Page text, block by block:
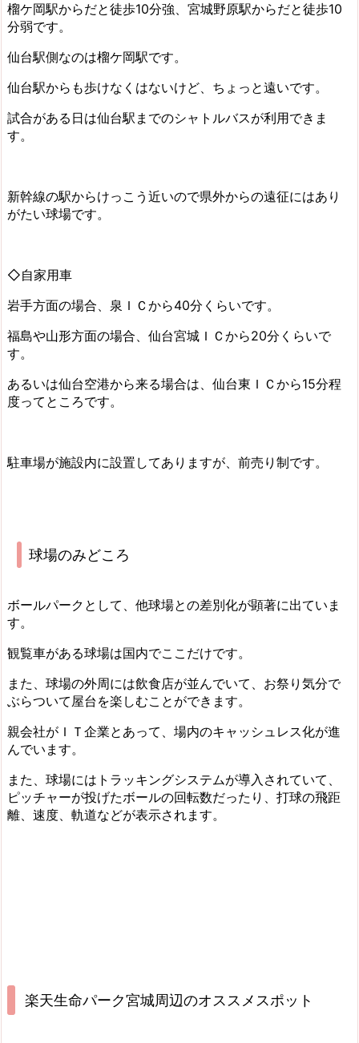
榴ケ岡駅からだと徒歩10分強、宮城野原駅からだと徒歩10
分弱です。
仙台駅側なのは榴ケ岡駅です。
仙台駅からも歩けなくはないけど、ちょっと遠いです。
試合がある日は仙台駅までのシャトルバスが利用できま
す。
新幹線の駅からけっこう近いので県外からの遠征にはあり
がたい球場です。
◇自家用車
岩手方面の場合、泉ＩＣから40分くらいです。
福島や山形方面の場合、仙台宮城ＩＣから20分くらいで
す。
あるいは仙台空港から来る場合は、仙台東ＩＣから15分程
度ってところです。
駐車場が施設内に設置してありますが、前売り制です。
球場のみどころ
ボールパークとして、他球場との差別化が顕著に出ていま
す。
観覧車がある球場は国内でここだけです。
また、球場の外周には飲食店が並んでいて、お祭り気分で
ぶらついて屋台を楽しむことができます。
親会社がＩＴ企業とあって、場内のキャッシュレス化が進
んでいます。
また、球場にはトラッキングシステムが導入されていて、
ピッチャーが投げたボールの回転数だったり、打球の飛距
離、速度、軌道などが表示されます。
楽天生命パーク宮城周辺のオススメスポット